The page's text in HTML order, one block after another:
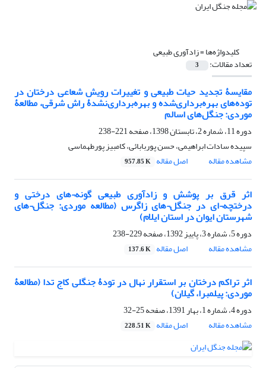
کلیدواژه‌ها =زادآوری طبیعی
تعداد مقالات: 3
مقایسۀ تجدید حیات طبیعی و تغییرات رویش شعاعی درختان در
توده‌های بهره‌برداری‌شده و بهره‌برداری‌نشدۀ راش شرقی، مطالعۀ
موردی: جنگل‌های اسالم
دوره 11، شماره 2، تابستان 1398، صفحه
221-238
سپیده سادات ابراهیمی، حسن پوربابائی، کامبیز پورطهماسی
مشاهده مقاله
اصل مقاله 957.85 K
اثر قرق بر پوشش و زادآوری طبیعی گونه¬های درختی و
درختچه¬ای در جنگل¬های زاگرس (مطالعه موردی: جنگل¬های
شهرستان ایوان در استان ایلام)
دوره 5، شماره 3، پاییز 1392، صفحه
229-238
مشاهده مقاله
اصل مقاله 137.6 K
اثر تراکم درختان بر استقرار نهال در تودۀ جنگلی کاج تدا (مطالعۀ
موردی: پیلمبرا، گیلان)
دوره 4، شماره 1، بهار 1391، صفحه
25-32
مشاهده مقاله
اصل مقاله 228.51 K